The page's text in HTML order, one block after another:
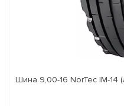
Шина 9,00-16 NorTec IM-14